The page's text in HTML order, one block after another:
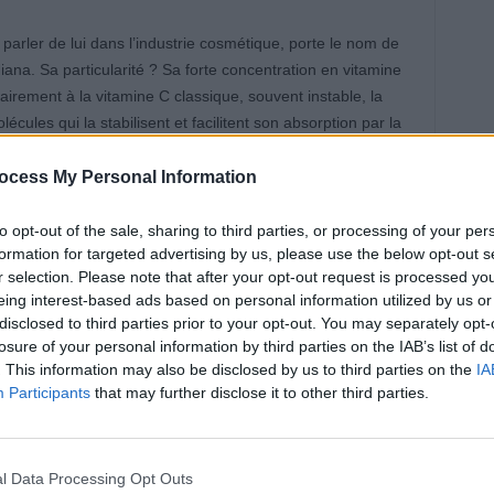
My Personal Information
opt-out of the sale, sharing to third parties, or processing of your
for targeted advertising by us, please use the below opt-out
selection. Please note that after your opt-out request is processed
interest-based ads based on personal information utilized by us
to third parties prior to your opt-out. You may separately
of your personal information by third parties on the IAB’s list of
This information may also be disclosed by us to third parties on the
Participants that may further disclose it to other third parties.
Data Processing Opt Outs
de lui dans l’industrie cosmétique, porte le nom de
Sa particularité ? Sa forte concentration en vitamine
à la vitamine C classique, souvent instable, la
qui la stabilisent et facilitent son absorption par la
une diffusion progressive, ce qui la rend très douce,
coup d’éclat immédiat et aide à réduire
en stimulant la production de collagène pour une peau
complémentaires
la prune de Kakadu contient également de la vitamine E
On y trouve aussi du zinc, reconnu pour ses
contre les imperfections. Chacun peut ainsi profiter de
cutanée, lutter contre le vieillissement ou calmer